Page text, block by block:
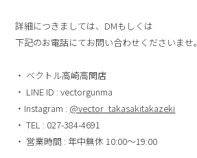
詳細につきましては、DMもしくは
下記のお電話にてお問い合わせくださいませ。
・ ベクトル高崎高関店
・ LINE ID : vectorgunma
・Instagram : @vector_takasakitakazeki
・ TEL : 027-384-4691
・ 営業時間 : 年中無休 10:00〜19:00